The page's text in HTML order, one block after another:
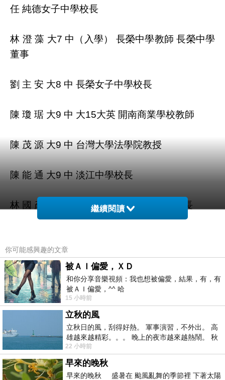
任 純德女子中學校長
林 澄 藻 大7 中（入學） 長榮中學教師 長榮中學
董事
劉 主 安 大8 中 長榮女子中學校長
陳 瓊 琚 大9 中 大15大英 開南商業學校教師
陳 茂 源 大9 中 台灣大學法學院教授
陳 能 通 大9 中 淡江中學校長
林 國 彥 大9 中 醫師 淡江中學董事長兼校長
商管理專科學校(真理大學前身)創辦人之一
陳 溪 圳 大10 大神 淡水工商管理專科學校創辦人
之一
梁 阿 標 大12 中 昭4 大英 花蓮縣立成功初級中
學校長 省立花蓮高農英文教師 花蓮縣教育會理
事長三屆
繼續閱讀
你可能感興趣的文章
被ＡＩ偏愛，ＸＤ
和你分享音樂視頻：我也想被偏愛，結果，有，有
被ＡＩ偏愛，^^ 哈
15 小時前
立秋的風
立秋日的風，刮得好熱。 軍事演習，不外出。 高
雄越來越精彩。。。 晚上的夜市越來越熱鬧。 秋
天的風刮得很熱 夜遊消暑熱。。。
22 小時前
早來的晚秋
早來的晚秋 盛暑在 颱風亂舞的季節裡 下著太陽